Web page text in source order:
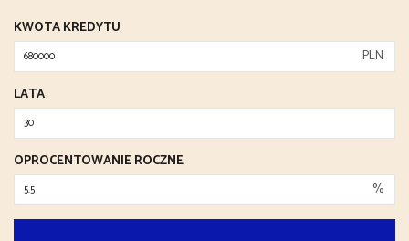
KWOTA KREDYTU
PLN
LATA
OPROCENTOWANIE ROCZNE
%